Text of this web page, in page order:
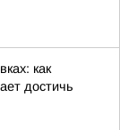
как
достичь